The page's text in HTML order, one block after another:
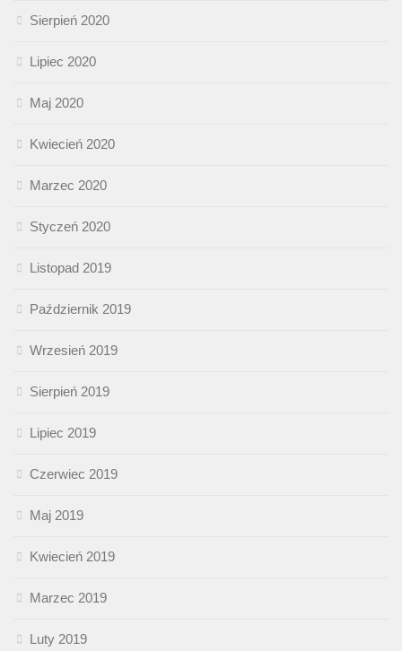
Sierpień 2020
Lipiec 2020
Maj 2020
Kwiecień 2020
Marzec 2020
Styczeń 2020
Listopad 2019
Październik 2019
Wrzesień 2019
Sierpień 2019
Lipiec 2019
Czerwiec 2019
Maj 2019
Kwiecień 2019
Marzec 2019
Luty 2019